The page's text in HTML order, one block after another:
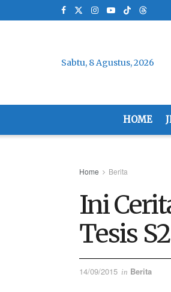
Sabtu, 8 Agustus, 2026
HOME
Home Berita
Ini
Tesis
14/09/2015 in Berita